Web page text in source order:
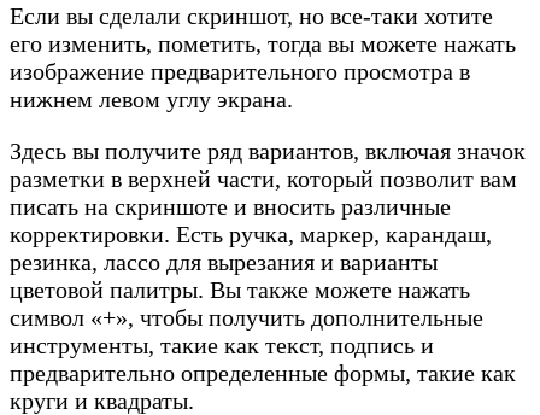
Если вы сделали скриншот, но все-таки хотите
его изменить, пометить, тогда вы можете нажать
изображение предварительного просмотра в
нижнем левом углу экрана.
Здесь вы получите ряд вариантов, включая значок
разметки в верхней части, который позволит вам
писать на скриншоте и вносить различные
корректировки. Есть ручка, маркер, карандаш,
резинка, лассо для вырезания и варианты
цветовой палитры. Вы также можете нажать
символ «+», чтобы получить дополнительные
инструменты, такие как текст, подпись и
предварительно определенные формы, такие как
круги и квадраты.